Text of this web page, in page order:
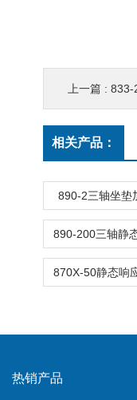
上一篇 : 833-
相关产品：
890-2三轴坐垫
热销产品